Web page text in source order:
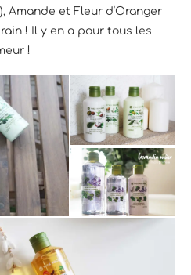
Amande et Fleur d’Oranger
! Il y en a pour tous les
!